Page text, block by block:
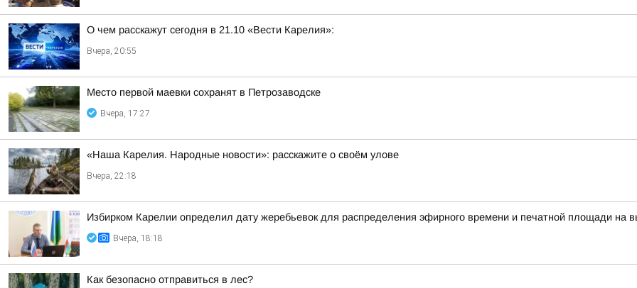
О чем расскажут сегодня в 21.10 «Вести Карелия»:
Вчера, 20:55
Место первой маевки сохранят в Петрозаводске
Вчера, 17:27
«Наша Карелия. Народные новости»: расскажите о своём улове
Вчера, 22:18
Избирком Карелии определил дату жеребьевок для распределения эфирного времени и печатной площади на
Вчера, 18:18
Как безопасно отправиться в лес?